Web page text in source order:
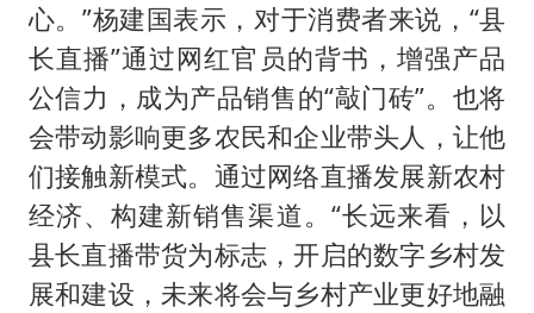
心。”杨建国表示，对于消费者来说，“县
长直播”通过网红官员的背书，增强产品
公信力，成为产品销售的“敲门砖”。也将
会带动影响更多农民和企业带头人，让他
们接触新模式。通过网络直播发展新农村
经济、构建新销售渠道。“长远来看，以
县长直播带货为标志，开启的数字乡村发
展和建设，未来将会与乡村产业更好地融